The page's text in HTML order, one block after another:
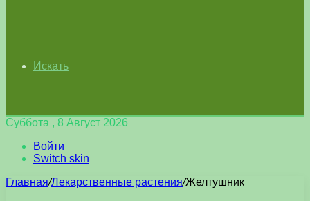
Искать
Суббота , 8 Август 2026
Войти
Switch skin
Главная/Лекарственные растения/Желтушник